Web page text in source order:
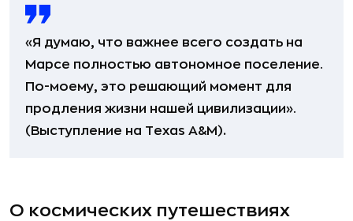
«Я думаю, что важнее всего создать на
Марсе полностью автономное поселение.
По-моему, это решающий момент для
продления жизни нашей цивилизации».
(Выступление на Texas A&M).
О космических путешествиях